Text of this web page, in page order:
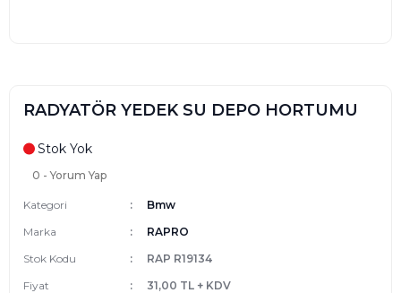
RADYATÖR YEDEK SU DEPO HORTUMU
Stok Yok
0 - Yorum Yap
Kategori
Bmw
Marka
RAPRO
Stok Kodu
RAP R19134
Fiyat
31,00 TL + KDV